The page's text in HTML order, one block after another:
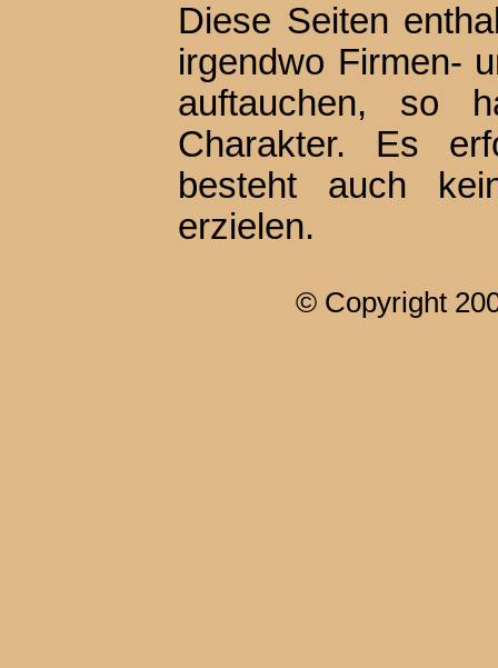
Diese Seiten
irgendwo Firmen-
auftauchen, so
Charakter. Es
besteht auch
erzielen.
© Copyright